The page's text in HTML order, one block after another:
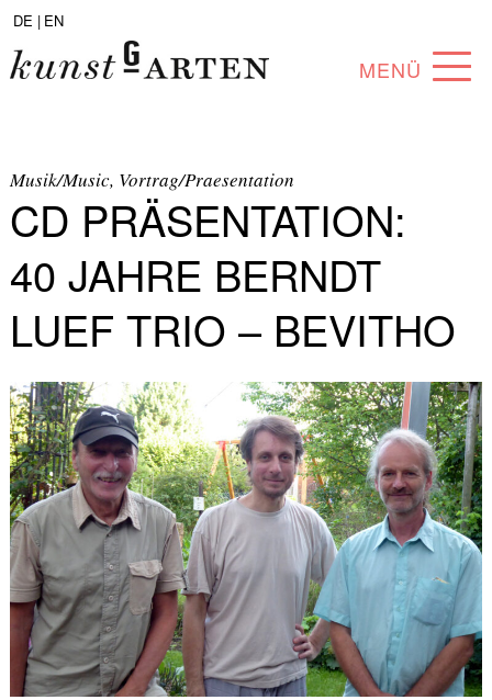
DE | EN
MENÜ
ABOUT
SAMMLUNG
KÜNSTLER*INNEN
PARTNER*INNEN
ANGEBOTE
Musik/Music, Vortrag/Praesentation
CD PRÄSENTATION:
40 JAHRE BERNDT
LUEF TRIO – BEVITHO